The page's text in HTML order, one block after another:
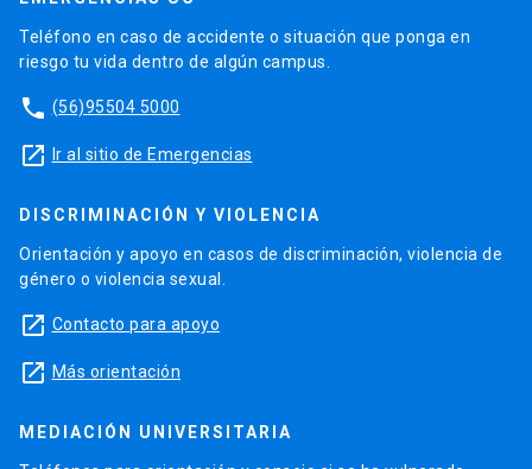
Teléfono en caso de accidente o situación que ponga en
riesgo tu vida dentro de algún campus.
phone (56)95504 5000
launch Ir al sitio de Emergencias
DISCRIMINACIÓN Y VIOLENCIA
Orientación y apoyo en casos de discriminación, violencia de
género o violencia sexual.
launch Contacto para apoyo
launch Más orientación
MEDIACIÓN UNIVERSITARIA